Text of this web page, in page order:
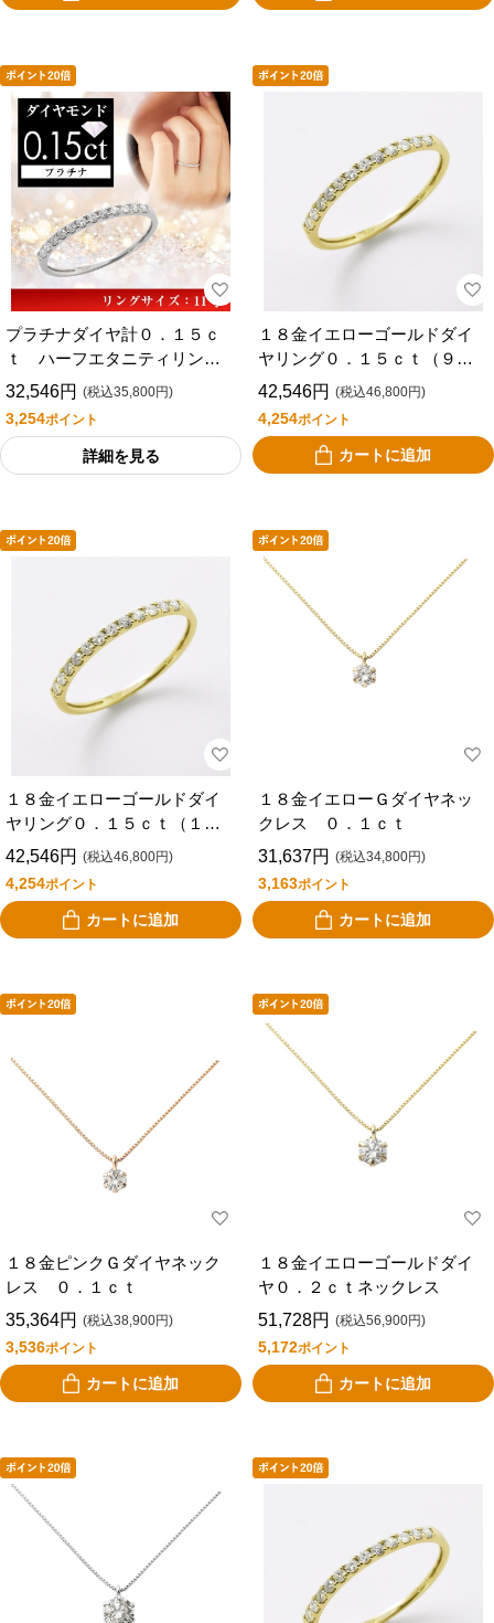
プラチナダイヤ計０．１５ｃ
ｔ ハーフエタニティリング
（１１号）
32,546円 (税込35,800円)
3,254ポイント
詳細を見る
１８金イエローゴールドダイ
ヤリング０．１５ｃｔ（９
号）
42,546円 (税込46,800円)
4,254ポイント
カートに追加
１８金イエローゴールドダイ
ヤリング０．１５ｃｔ（１１
号）
42,546円 (税込46,800円)
4,254ポイント
カートに追加
１８金イエローＧダイヤネッ
クレス ０．１ｃｔ
31,637円 (税込34,800円)
3,163ポイント
カートに追加
１８金ピンクＧダイヤネック
レス ０．１ｃｔ
35,364円 (税込38,900円)
3,536ポイント
カートに追加
１８金イエローゴールドダイ
ヤ０．２ｃｔネックレス
51,728円 (税込56,900円)
5,172ポイント
カートに追加